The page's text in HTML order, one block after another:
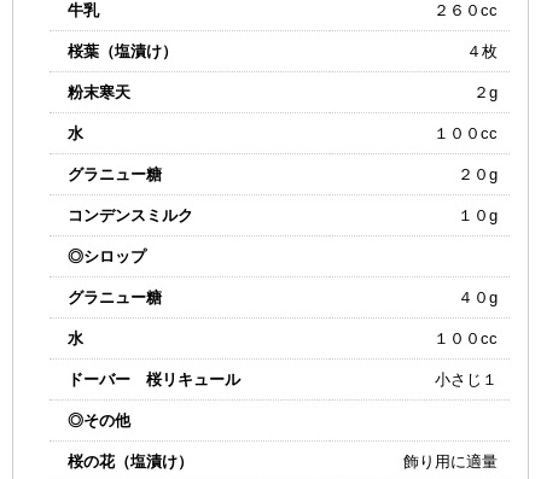
牛乳 ２６０cc
桜葉（塩漬け） ４枚
粉末寒天 ２g
水 １００cc
グラニュー糖 ２０g
コンデンスミルク １０g
◎シロップ
グラニュー糖 ４０g
水 １００cc
ドーバー 桜リキュール 小さじ１
◎その他
桜の花（塩漬け） 飾り用に適量